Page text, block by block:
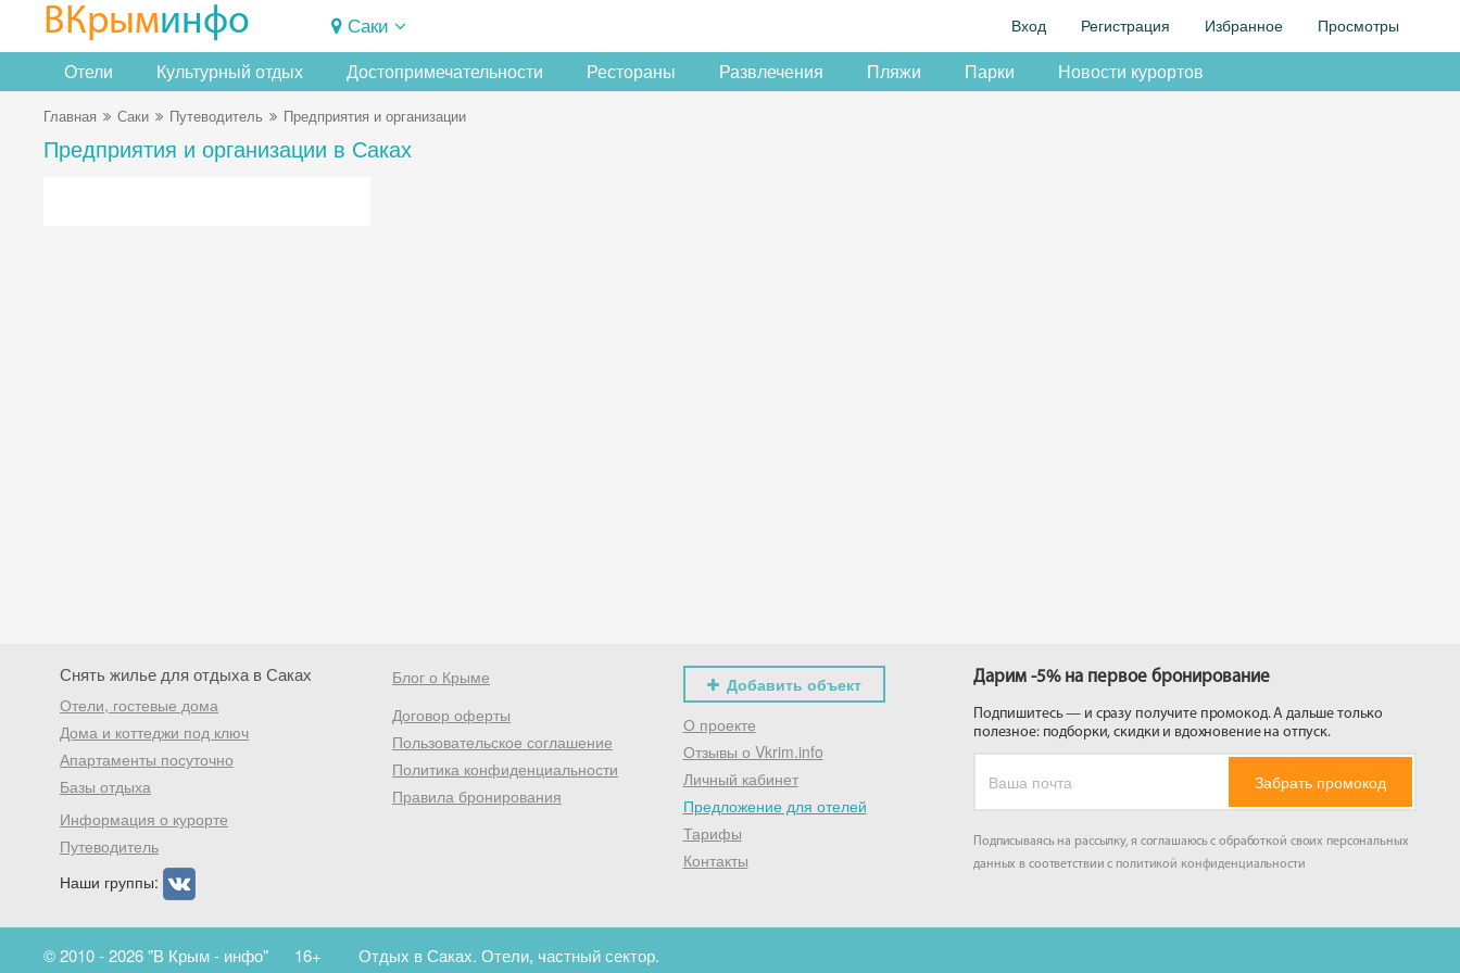
ВКрыминфо Саки Вход Регистрация Избранное Просмотры
Отели Культурный отдых Достопримечательности Рестораны Развлечения Пляжи Парки Новости курортов
Главная Саки Путеводитель Предприятия и организации
Предприятия и организации в Саках
Снять жилье для отдыха в Саках
Отели, гостевые дома
Дома и коттеджи под ключ
Апартаменты посуточно
Базы отдыха
Информация о курорте
Путеводитель
Наши группы:
Блог о Крыме
Договор оферты
Пользовательское соглашение
Политика конфиденциальности
Правила бронирования
Добавить объект
О проекте
Отзывы о Vkrim.info
Личный кабинет
Предложение для отелей
Тарифы
Контакты
Дарим -5% на первое бронирование
Подпишитесь — и сразу получите промокод. А дальше только
полезное: подборки, скидки и вдохновение на отпуск.
Забрать промокод
Подписываясь на рассылку, я соглашаюсь с обработкой своих персональных
данных в соответствии с политикой конфиденциальности
© 2010 - 2026 "В Крым - инфо" 16+ Отдых в Саках. Отели, частный сектор.